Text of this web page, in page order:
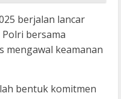
berjalan lancar
bersama
keamanan
bentuk komitmen